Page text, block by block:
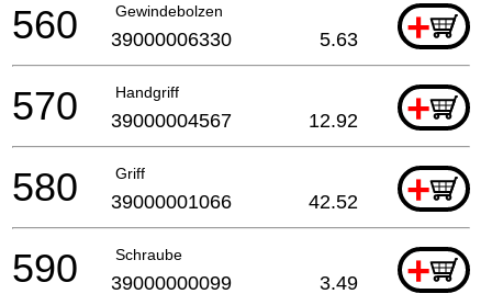
Gewindebolzen +
560 39000006330 5.63
Handgriff +
570 39000004567 12.92
Griff +
580 39000001066 42.52
Schraube +
590 39000000099 3.49